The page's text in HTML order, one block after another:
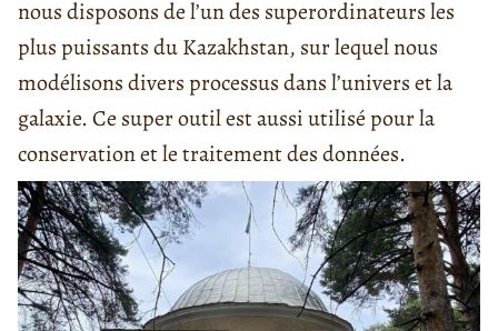
nous disposons de l’un des superordinateurs les
plus puissants du Kazakhstan, sur lequel nous
modélisons divers processus dans l’univers et la
galaxie. Ce super outil est aussi utilisé pour la
conservation et le traitement des données.